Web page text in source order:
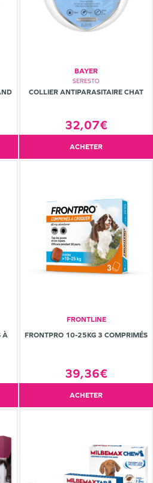
BAYER
SERESTO
COLLIER ANTIPARASITAIRE CHAT
32,07€
ACHETER
À
FRONTLINE
FRONTPRO 10-25KG 3 COMPRIMÉS
39,36€
ACHETER